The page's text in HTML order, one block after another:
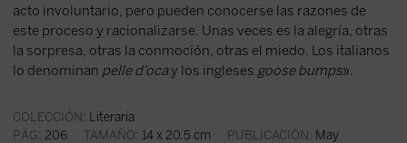
acto involuntario, pero pueden conocerse las razones de
este proceso y racionalizarse. Unas veces es la alegría, otras
la sorpresa, otras la conmoción, otras el miedo. Los italianos
lo denominan pelle d'ocay los ingleses goose bumps».
COLECCIÓN: Literaria
PÁG: 206 TAMAÑO: 14 x 20.5 cm PUBLICACIÓN: May